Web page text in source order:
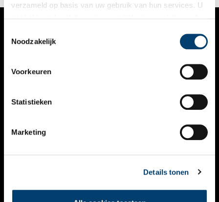
verzameld op basis van uw gebruik van hun services. U
Noodzakelijk
Voorkeuren
Statistieken
Marketing
Details tonen
VERHALEN
KALENDER
THEMA’S
VIDEO’S
CONTACT